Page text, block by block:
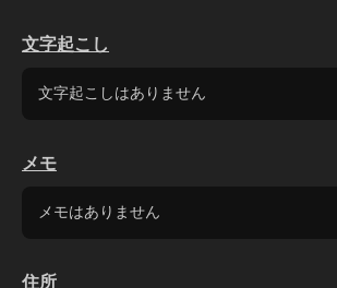
文字起こし
文字起こしはありません
メモ
メモはありません
住所